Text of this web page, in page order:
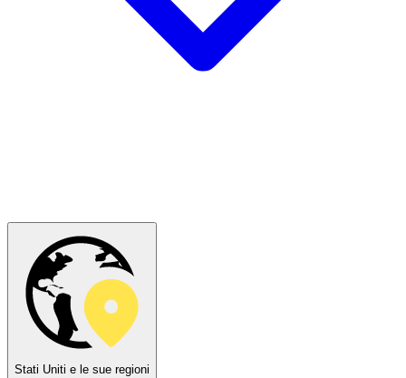
Stati Uniti e le sue regioni